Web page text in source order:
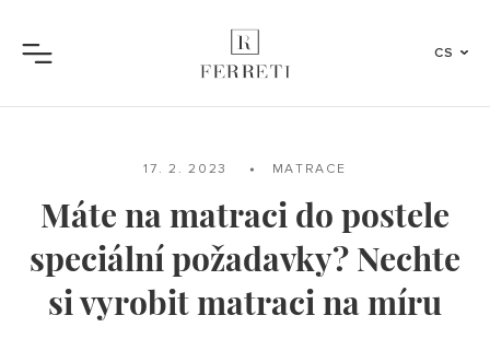
Menu
CS
17. 2. 2023 MATRACE
Máte na matraci do postele
speciální požadavky? Nechte
si vyrobit matraci na míru